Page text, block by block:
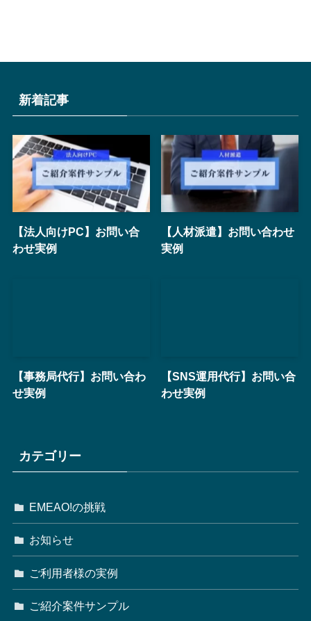
新着記事
【法人向けPC】お問い合
わせ実例
【人材派遣】お問い合わせ
実例
【事務局代行】お問い合わ
せ実例
【SNS運用代行】お問い合
わせ実例
カテゴリー
EMEAO!の挑戦
お知らせ
ご利用者様の実例
ご紹介案件サンプル